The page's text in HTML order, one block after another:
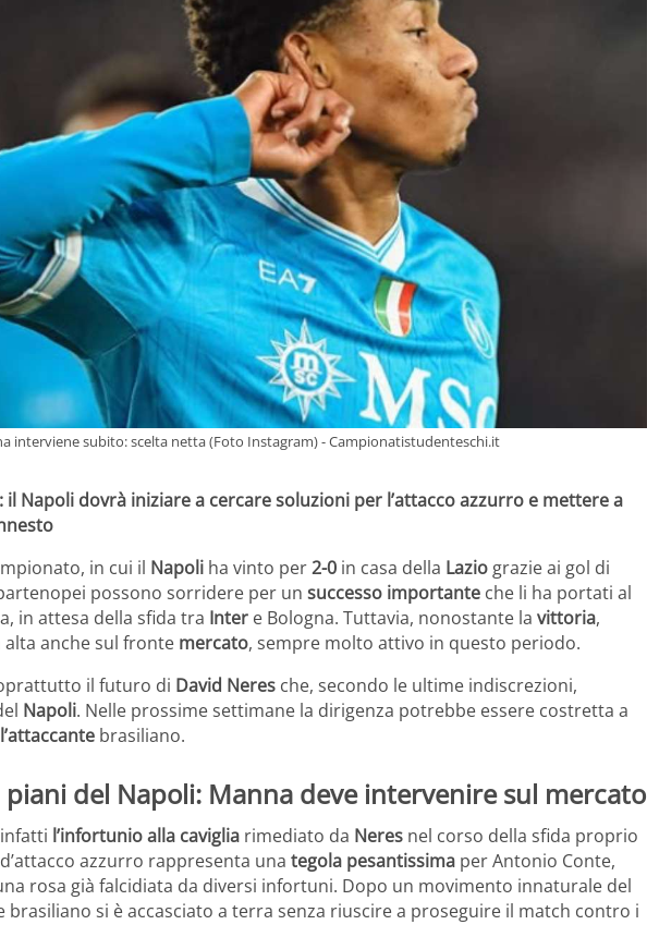
interviene subito: scelta netta (Foto Instagram) - Campionatistudenteschi.it
Napoli dovrà iniziare a cercare soluzioni per l’attacco azzurro e mettere a
in cui il Napoli ha vinto per2-0 in casa della Lazio grazie ai gol di
possono sorridere per un successo importante che li ha portati al
in attesa della sfida tra Inter e Bologna. Tuttavia, nonostante la vittoria,
alta anche sul fronte mercato, sempre molto attivo in questo periodo.
il futuro di David Neres che, secondo le ultime indiscrezioni,
Napoli. Nelle prossime settimane la dirigenza potrebbe essere costretta a
brasiliano.
piani del Napoli: Manna deve intervenire sul mercato
l’infortunio alla caviglia rimediato da Neres nel corso della sfida proprio
azzurro rappresenta una tegola pesantissima per Antonio Conte,
rosa già falcidiata da diversi infortuni. Dopo un movimento innaturale del
brasiliano si è accasciato a terra senza riuscire a proseguire il match contro i